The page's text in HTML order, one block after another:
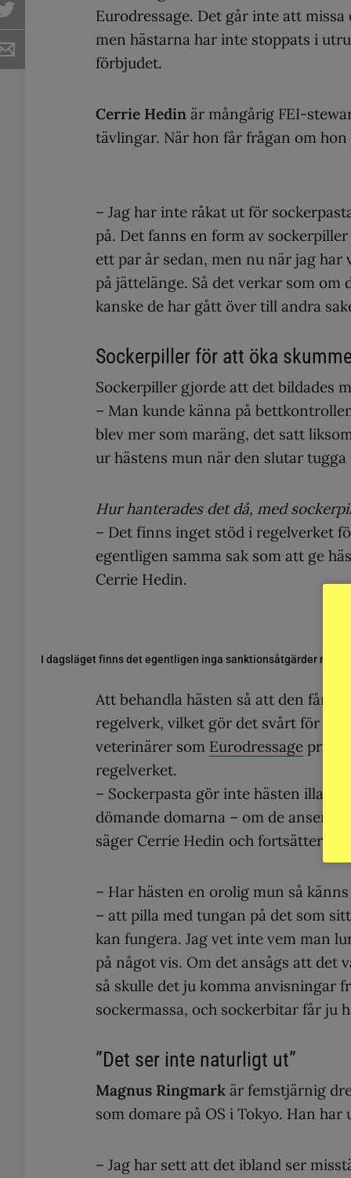
Eurodressage. Det går inte att
men hästarna har inte stoppats i
förbjudet.
Cerrie Hedin är mångårig FEI-
tävlingar. När hon får frågan om
– Jag har inte råkat ut för
på. Det fanns en form av
ett par år sedan, men nu när jag
på jättelänge. Så det verkar som
kanske de har gått över till andra
Sockerpiller för att öka
Sockerpiller gjorde att det bildades
– Man kunde känna på
blev mer som maräng, det satt
ur hästens mun när den slutar tugga
Hur hanterades det då, med
– Det finns inget stöd i regelverket
egentligen samma sak som att ge
Cerrie Hedin.
I dagsläget finns det egentligen inga sanktionsåtgärder mot
Att behandla hästen så att den får
regelverk, vilket gör det svårt för
veterinärer som Eurodressage pratat
regelverket.
– Sockerpasta gör inte hästen illa
dömande domarna – om de anser
säger Cerrie Hedin och fortsätter:
– Har hästen en orolig mun så
– att pilla med tungan på det som
kan fungera. Jag vet inte vem man
på något vis. Om det ansågs att det
så skulle det ju komma anvisningar
sockermassa, och sockerbitar får ju
”Det ser inte naturligt ut”
Magnus Ringmark är femstjärnig
som domare på OS i Tokyo. Han
– Jag har sett att det ibland ser